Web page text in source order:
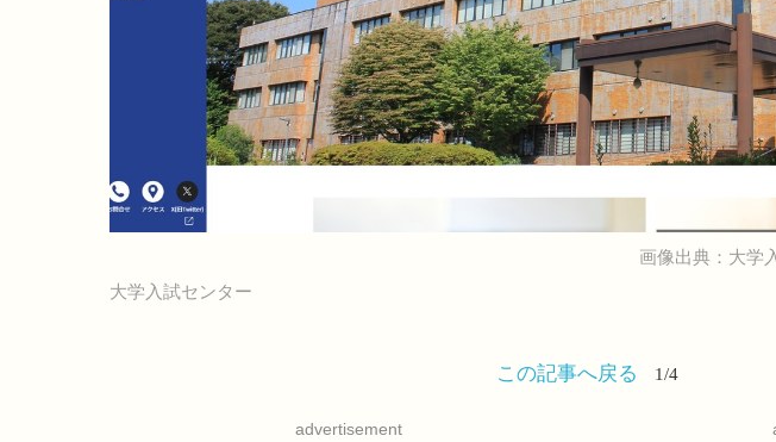
画像出典：大学
大学入試センター
この記事へ戻る 1/4
advertisement